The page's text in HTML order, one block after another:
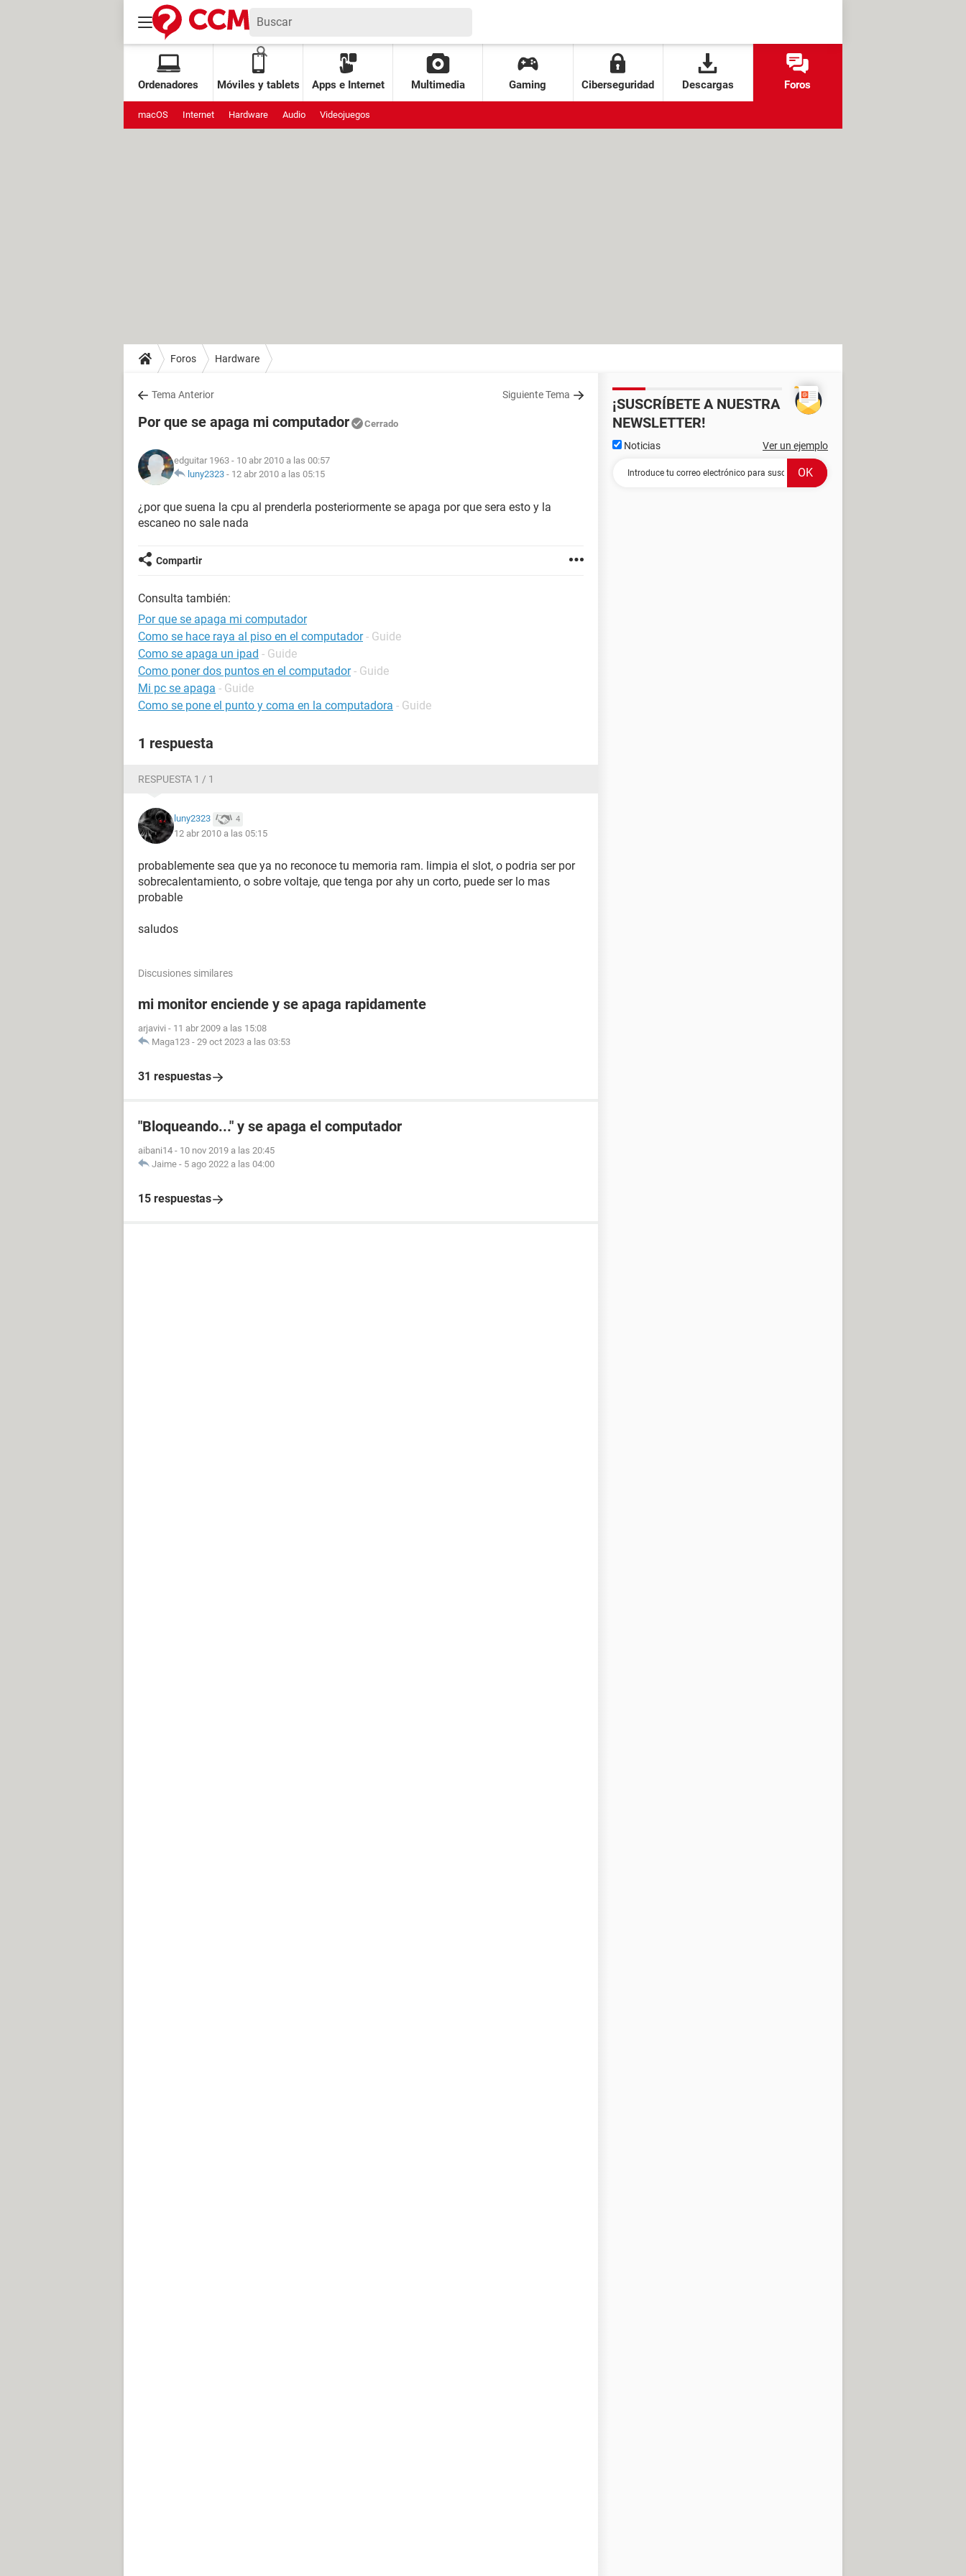
Ordenadores Móviles y tablets Apps e Internet Multimedia Gaming Ciberseguridad Descargas Foros
macOS Internet Hardware Audio Videojuegos
Foros Hardware
Tema Anterior Siguiente Tema
Por que se apaga mi computador Cerrado
edguitar 1963 - 10 abr 2010 a las 00:57
luny2323 - 12 abr 2010 a las 05:15
¿por que suena la cpu al prenderla posteriormente se apaga por que sera esto y la
escaneo no sale nada
Compartir
Consulta también:
Por que se apaga mi computador
Como se hace raya al piso en el computador - Guide
Como se apaga un ipad - Guide
Como poner dos puntos en el computador - Guide
Mi pc se apaga - Guide
Como se pone el punto y coma en la computadora - Guide
1 respuesta
RESPUESTA 1 / 1
luny2323 4
12 abr 2010 a las 05:15
probablemente sea que ya no reconoce tu memoria ram. limpia el slot, o podria ser por
sobrecalentamiento, o sobre voltaje, que tenga por ahy un corto, puede ser lo mas
probable
saludos
Discusiones similares
mi monitor enciende y se apaga rapidamente
arjavivi - 11 abr 2009 a las 15:08
Maga123 - 29 oct 2023 a las 03:53
31 respuestas
"Bloqueando..." y se apaga el computador
aibani14 - 10 nov 2019 a las 20:45
Jaime - 5 ago 2022 a las 04:00
15 respuestas
¡SUSCRÍBETE A NUESTRA
NEWSLETTER!
Noticias Ver un ejemplo